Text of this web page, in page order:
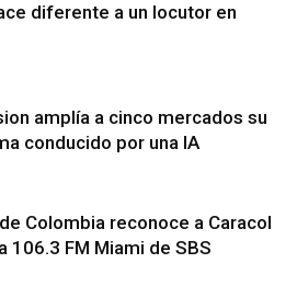
diferente a un locutor en
amplía a cinco mercados su
conducido por una IA
Colombia reconoce a Caracol
106.3 FM Miami de SBS